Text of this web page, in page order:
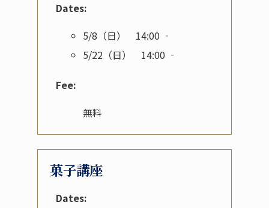
Dates:
5/8（日） 14:00 ‐
5/22（日） 14:00 ‐
Fee:
無料
菓子講座
Dates: